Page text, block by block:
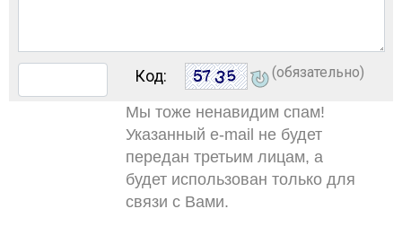
Код: (обязательно)
Мы тоже ненавидим спам!
Указанный e-mail не будет
передан третьим лицам, а
будет использован только для
связи с Вами.